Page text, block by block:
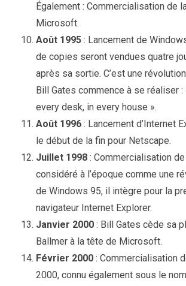
Également : Commercialisation de
Microsoft.
Août 1995 : Lancement de
de copies seront vendues quatre
après sa sortie. C’est une
Bill Gates commence à se réaliser
every desk, in every house ».
Août 1996 : Lancement d’Internet
le début de la fin pour Netscape.
Juillet 1998 : Commercialisation
considéré à l’époque comme une
de Windows 95, il intègre pour la
navigateur Internet Explorer.
Janvier 2000 : Bill Gates cède sa
Ballmer à la tête de Microsoft.
Février 2000 : Commercialisation
2000, connu également sous le